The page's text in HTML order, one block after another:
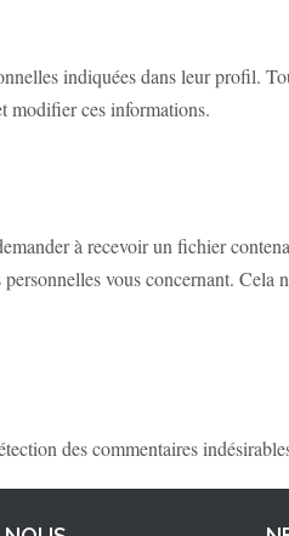
indiquées dans leur profil.
modifier ces informations.
à recevoir un fichier
vous concernant. Cela
des commentaires